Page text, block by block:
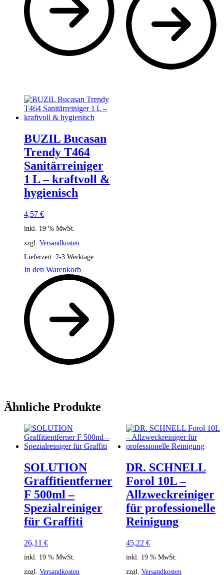
BUZIL Bucasan
Trendy T464
Sanitärreiniger
1 L – kraftvoll &
hygienisch
4,57 €
inkl. 19 % MwSt.
zzgl. Versandkosten
Lieferzeit: 2-3 Werktage
In den Warenkorb
Ähnliche Produkte
SOLUTION
Graffitientferner
F 500ml –
Spezialreiniger
für Graffiti
26,11 €
inkl. 19 % MwSt.
zzgl. Versandkosten
DR. SCHNELL
Forol 10L –
Allzweckreiniger
für professionelle
Reinigung
45,22 €
inkl. 19 % MwSt.
zzgl. Versandkosten